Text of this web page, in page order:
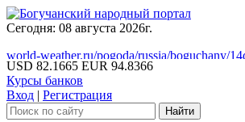
Сегодня: 08 августа 2026г.
world-weather.ru/pogoda/russia/boguchany/
USD 82.1665 EUR 94.8366
Курсы банков
Вход | Регистрация